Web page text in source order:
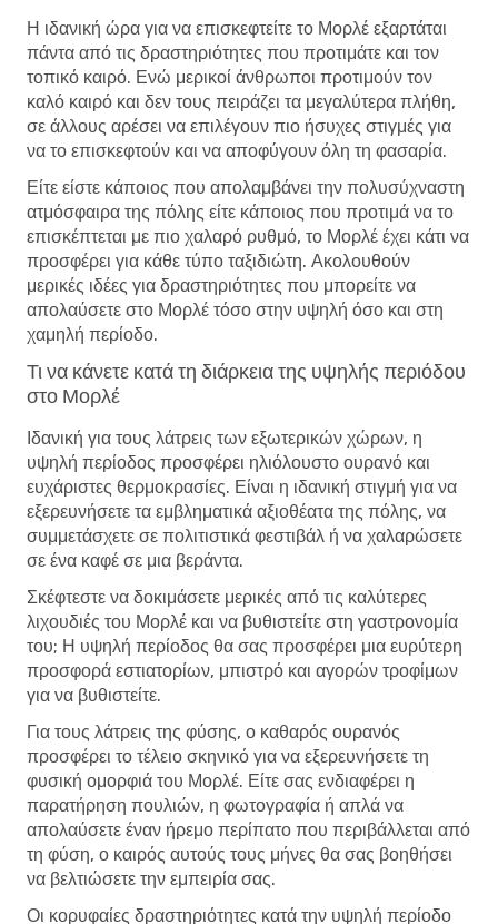
Η ιδανική ώρα για να επισκεφτείτε το Μορλέ εξαρτάται
πάντα από τις δραστηριότητες που προτιμάτε και τον
τοπικό καιρό. Ενώ μερικοί άνθρωποι προτιμούν τον
καλό καιρό και δεν τους πειράζει τα μεγαλύτερα πλήθη,
σε άλλους αρέσει να επιλέγουν πιο ήσυχες στιγμές για
να το επισκεφτούν και να αποφύγουν όλη τη φασαρία.
Είτε είστε κάποιος που απολαμβάνει την πολυσύχναστη
ατμόσφαιρα της πόλης είτε κάποιος που προτιμά να το
επισκέπτεται με πιο χαλαρό ρυθμό, το Μορλέ έχει κάτι να
προσφέρει για κάθε τύπο ταξιδιώτη. Ακολουθούν
μερικές ιδέες για δραστηριότητες που μπορείτε να
απολαύσετε στο Μορλέ τόσο στην υψηλή όσο και στη
χαμηλή περίοδο.
Τι να κάνετε κατά τη διάρκεια της υψηλής περιόδου
στο Μορλέ
Ιδανική για τους λάτρεις των εξωτερικών χώρων, η
υψηλή περίοδος προσφέρει ηλιόλουστο ουρανό και
ευχάριστες θερμοκρασίες. Είναι η ιδανική στιγμή για να
εξερευνήσετε τα εμβληματικά αξιοθέατα της πόλης, να
συμμετάσχετε σε πολιτιστικά φεστιβάλ ή να χαλαρώσετε
σε ένα καφέ σε μια βεράντα.
Σκέφτεστε να δοκιμάσετε μερικές από τις καλύτερες
λιχουδιές του Μορλέ και να βυθιστείτε στη γαστρονομία
του; Η υψηλή περίοδος θα σας προσφέρει μια ευρύτερη
προσφορά εστιατορίων, μπιστρό και αγορών τροφίμων
για να βυθιστείτε.
Για τους λάτρεις της φύσης, ο καθαρός ουρανός
προσφέρει το τέλειο σκηνικό για να εξερευνήσετε τη
φυσική ομορφιά του Μορλέ. Είτε σας ενδιαφέρει η
παρατήρηση πουλιών, η φωτογραφία ή απλά να
απολαύσετε έναν ήρεμο περίπατο που περιβάλλεται από
τη φύση, ο καιρός αυτούς τους μήνες θα σας βοηθήσει
να βελτιώσετε την εμπειρία σας.
Οι κορυφαίες δραστηριότητες κατά την υψηλή περίοδο